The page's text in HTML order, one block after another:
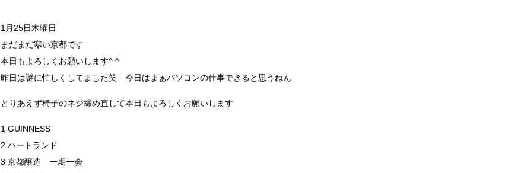
1月25日木曜日
まだまだ寒い京都です
本日もよろしくお願いします^ ^
昨日は謎に忙しくしてました笑 今日はまぁパソコンの仕事できると思うねん
とりあえず椅子のネジ締め直して本日もよろしくお願いします
1 GUINNESS
2 ハートランド
3 京都醸造 一期一会